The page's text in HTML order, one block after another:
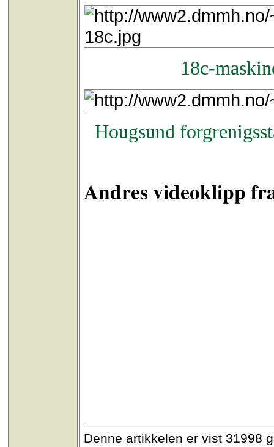
18c-
Hougsund
Andres videoklipp
Denne artikkelen er vist 31998